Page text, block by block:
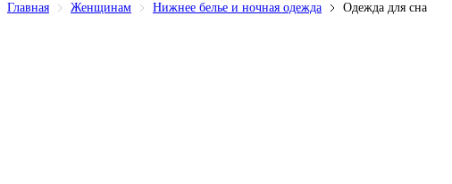
Главная Женщинам Нижнее белье и ночная одежда Одежда для сна